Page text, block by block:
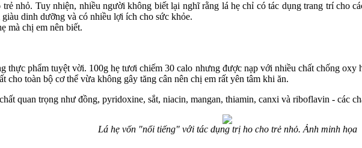
nhỏ. Tuy nhiện, nhiều người không biết lại nghĩ rằng lá hẹ chỉ có tác dụng trang trí cho
dinh dưỡng và có nhiều lợi ích cho sức khỏe.
mà chị em nên biết.
thực phẩm tuyệt vời. 100g hẹ tươi chiếm 30 calo nhưng được nạp với nhiều chất chống
cho toàn bộ cơ thể vừa không gây tăng cân nên chị em rất yên tâm khi ăn.
quan trọng như đồng, pyridoxine, sắt, niacin, mangan, thiamin, canxi và riboflavin - các
Lá hẹ vốn "nổi tiếng" với tác dụng trị ho cho trẻ nhỏ. Ảnh minh họa